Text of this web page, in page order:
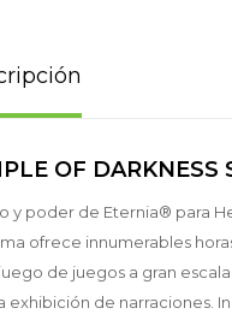
OF DARKNESS
y poder de Eternia® para
ofrece innumerables
de juegos a gran
de narraciones.